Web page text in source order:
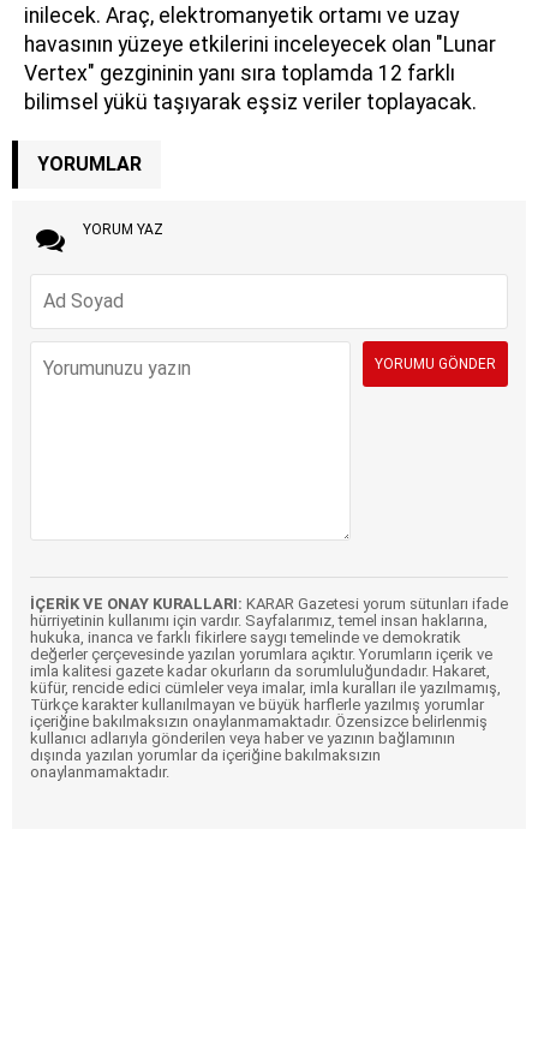
inilecek. Araç, elektromanyetik ortamı ve uzay
havasının yüzeye etkilerini inceleyecek olan "Lunar
Vertex" gezgininin yanı sıra toplamda 12 farklı
bilimsel yükü taşıyarak eşsiz veriler toplayacak.
YORUMLAR
YORUM YAZ
İÇERİK VE ONAY KURALLARI: KARAR Gazetesi yorum sütunları ifade
hürriyetinin kullanımı için vardır. Sayfalarımız, temel insan haklarına,
hukuka, inanca ve farklı fikirlere saygı temelinde ve demokratik
değerler çerçevesinde yazılan yorumlara açıktır. Yorumların içerik ve
imla kalitesi gazete kadar okurların da sorumluluğundadır. Hakaret,
küfür, rencide edici cümleler veya imalar, imla kuralları ile yazılmamış,
Türkçe karakter kullanılmayan ve büyük harflerle yazılmış yorumlar
içeriğine bakılmaksızın onaylanmamaktadır. Özensizce belirlenmiş
kullanıcı adlarıyla gönderilen veya haber ve yazının bağlamının
dışında yazılan yorumlar da içeriğine bakılmaksızın
onaylanmamaktadır.